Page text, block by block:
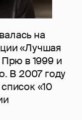
на
«Лучшая
в 1999 и
В 2007 году
«10